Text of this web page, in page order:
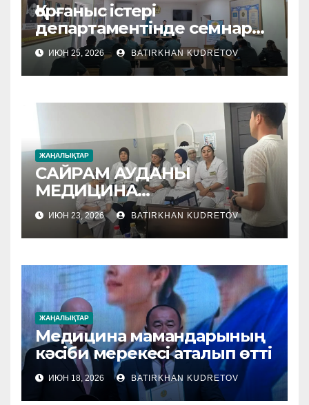
Қорғаныс істері
департаментінде семнар
өтті
ИЮН 25, 2026 BATIRKHAN KUDRETOV
ЖАҢАЛЫҚТАР
САЙРАМ АУДАНЫ
МЕДИЦИНА
МЕКЕМЕЛЕРІНЕ
ӘДІСТЕМЕЛІК КӨМЕК
КӨРСЕТІЛУДЕ
ИЮН 23, 2026 BATIRKHAN KUDRETOV
ЖАҢАЛЫҚТАР
Медицина мамандарының
кәсіби мерекесі аталып өтті
ИЮН 18, 2026 BATIRKHAN KUDRETOV